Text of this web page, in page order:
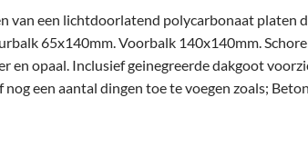
van een lichtdoorlatend polycarbonaat platen
65x140mm. Voorbalk 140x140mm.
opaal. Inclusief geinegreerde dakgoot
een aantal dingen toe te voegen zoals;